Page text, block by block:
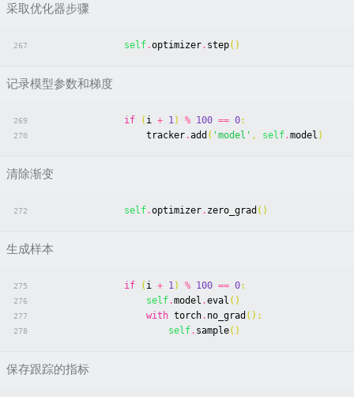
采取优化器步骤
267 self.optimizer. step()
记录模型参数和梯度
269 if ( i + 1) % 100 == 0:
270 tracker.add ( 'model' , self.model )
清除渐变
272 self.optimizer. zero_grad ()
生成样本
275 if ( i + 1) % 100 == 0:
276 self.model .eval ()
277 with torch. no_grad ():
278 self. sample()
保存跟踪的指标